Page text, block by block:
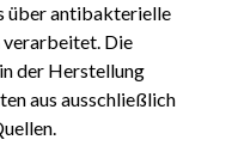
über antibakterielle
verarbeitet. Die
der Herstellung
aus ausschließlich